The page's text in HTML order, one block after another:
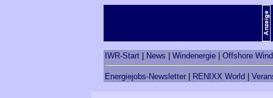
IWR-Start News Windenergie Offshore
Energiejobs-Newsletter RENIXX World